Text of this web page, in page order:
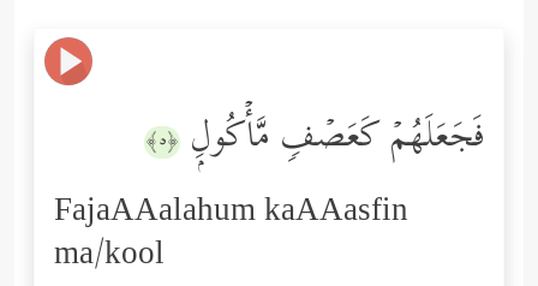
فَجَعَلَهُمۡ كَعَصۡفࣲ مَّأۡكُولِۭ ﴿٥﴾
FajaAAalahum kaAAasfin
ma/kool